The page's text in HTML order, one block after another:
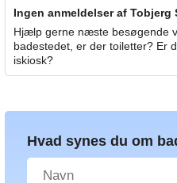
Ingen anmeldelser af Tobjerg
Hjælp gerne næste besøgende
badestedet, er der toiletter? Er
iskiosk?
Hvad synes du om